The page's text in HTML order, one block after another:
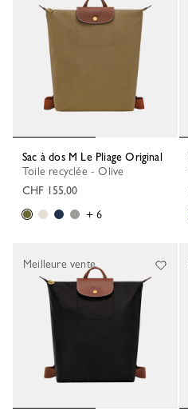
Sac à dos M Le Pliage Original
Toile recyclée - Olive
CHF 155,00
+ 6
Meilleure vente